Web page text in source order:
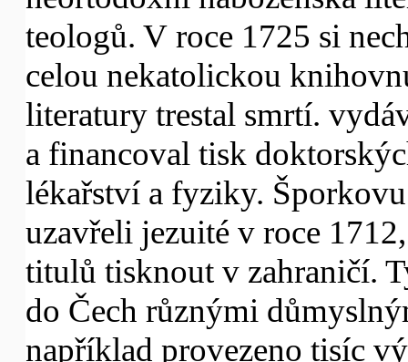
teologů. V roce 1725 si
celou nekatolickou
literatury trestal smrtí.
a financoval tisk
lékařství a fyziky.
uzavřeli jezuité v roce
titulů tisknout v zahraničí.
do Čech různými
například provezeno tisíc